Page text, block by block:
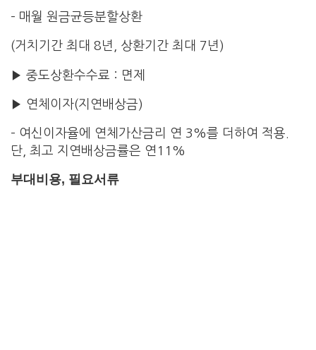
– 매월 원금균등분할상환
(거치기간 최대 8년, 상환기간 최대 7년)
▶ 중도상환수수료 : 면제
▶ 연체이자(지연배상금)
– 여신이자율에 연체가산금리 연 3%를 더하여 적용.
단, 최고 지연배상금률은 연11%
부대비용, 필요서류